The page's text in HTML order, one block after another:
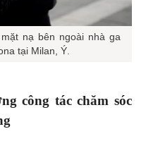
nạ bên ngoài nhà ga
tại Milan, Ý.
công tác chăm sóc